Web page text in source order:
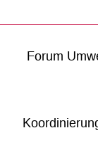
Forum